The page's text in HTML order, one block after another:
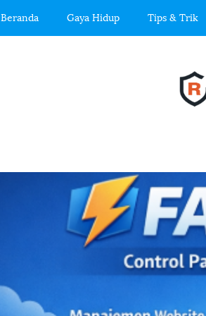
Beranda Gaya Hidup Tips & Trik
R
n
g
h